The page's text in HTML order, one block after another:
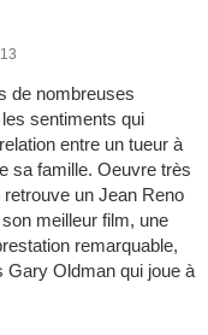
de nombreuses
sentiments qui
entre un tueur à
sa famille. Oeuvre très
un Jean Reno
meilleur film, une
remarquable,
Gary Oldman qui joue à